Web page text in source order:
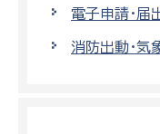
電子申請・届
消防出動・気